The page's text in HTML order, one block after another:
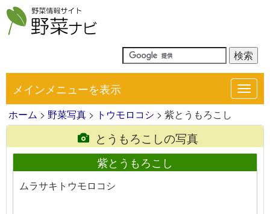
メインメニューを表示
ホーム > 野菜写真 > トウモロコシ > 紫とうもろこし
とうもろこしの写真
紫とうもろこし
ムラサキトウモロコシ